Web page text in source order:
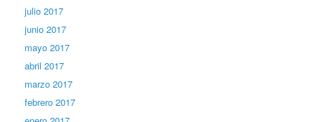
julio 2017
junio 2017
mayo 2017
abril 2017
marzo 2017
febrero 2017